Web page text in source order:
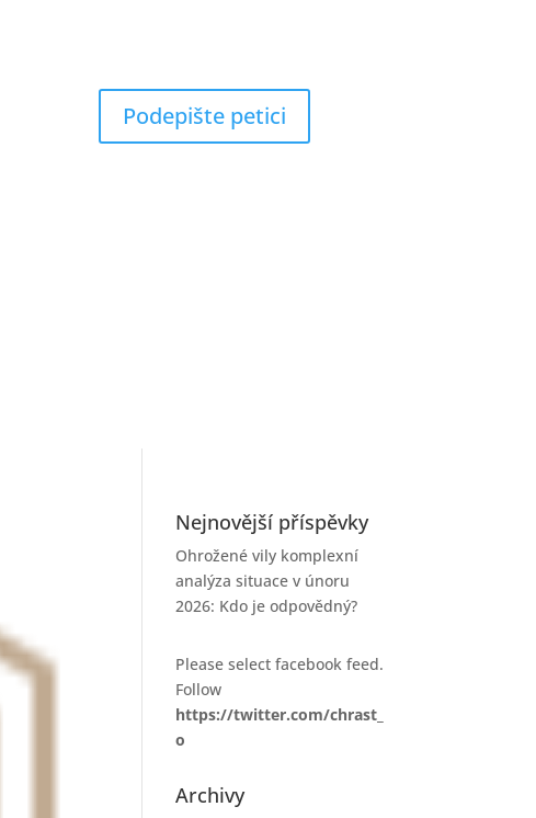
Podepište petici
Nejnovější příspěvky
Ohrožené vily komplexní
analýza situace v únoru
2026: Kdo je odpovědný?
Please select facebook feed.
Follow
https://twitter.com/chrast_
o
Archivy